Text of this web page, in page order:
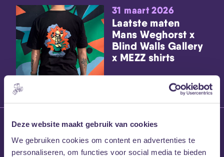
Deze website maakt gebruik van cookies
We gebruiken cookies om content en advertenties te
personaliseren, om functies voor social media te bieden
31 maart 2026
Laatste maten
Mans Weghorst x
Blind Walls Gallery
x MEZZ shirts
27 maart 2026
Willem’s Blog:
Frans Kalf